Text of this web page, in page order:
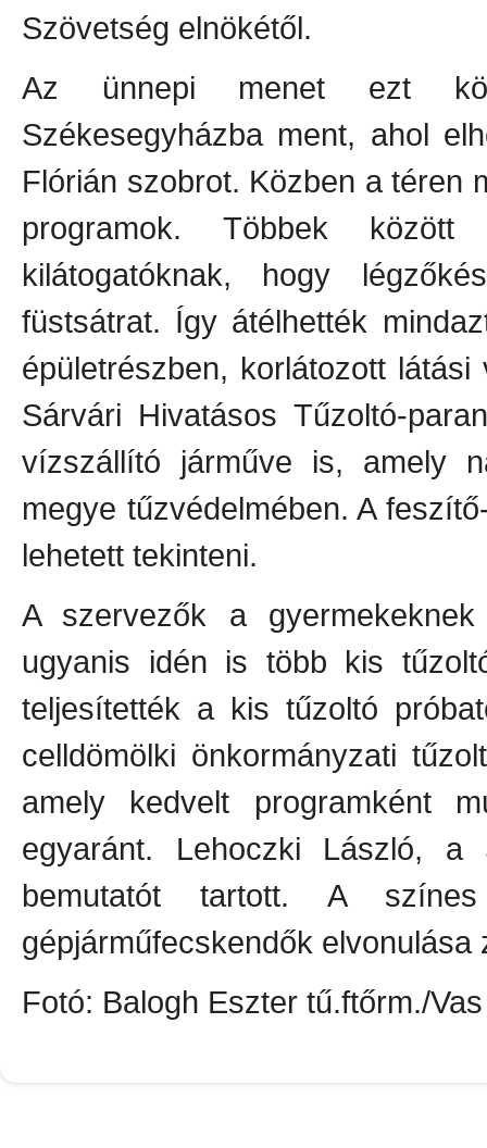
Szövetség elnökétől.
Az ünnepi menet ezt
Székesegyházba ment, ahol
Flórián szobrot. Közben a téren
programok. Többek
kilátogatóknak, hogy
füstsátrat. Így átélhették
épületrészben, korlátozott
Sárvári Hivatásos Tűzoltó-
vízszállító járműve is, amely
megye tűzvédelmében. A
lehetett tekinteni.
A szervezők a
ugyanis idén is több kis
teljesítették a kis tűzoltó
celldömölki önkormányzati
amely kedvelt programként
egyaránt. Lehoczki László, a
bemutatót tartott. A
gépjárműfecskendők elvonulása
Fotó: Balogh Eszter tű.ftőrm./